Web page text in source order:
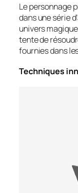
Le personnage
dans une série
univers
tente de
fournies dans
Techniques